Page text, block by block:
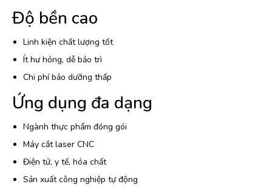
Độ bền cao
Linh kiện chất lượng tốt
Ít hư hỏng, dễ bảo trì
Chi phí bảo dưỡng thấp
Ứng dụng đa dạng
Ngành thực phẩm đóng gói
Máy cắt laser CNC
Điện tử, y tế, hóa chất
Sản xuất công nghiệp tự động